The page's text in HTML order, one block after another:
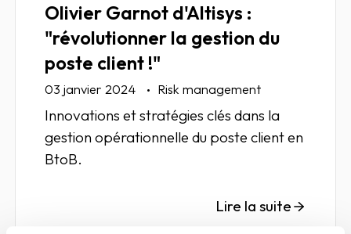
Olivier Garnot d'Altisys :
"révolutionner la gestion du
poste client !"
03 janvier 2024 Risk management
Innovations et stratégies clés dans la
gestion opérationnelle du poste client en
BtoB.
Lire la suite